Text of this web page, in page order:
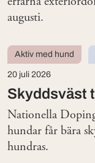
augusti.
Skyddsväst
Aktiv med hund
20 juli 2026
Nationella
hundar får bära
hundras.